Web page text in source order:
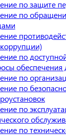
по защите
по
по
обеспечения
по
по
по
по